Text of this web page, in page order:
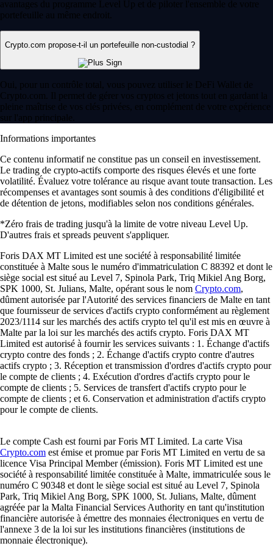
avantages du programme Level Up et de piloter l'ensemble de votre
portefeuille au même endroit.
Crypto.com propose-t-il un portefeuille non-custodial ?
Oui, pour un contrôle total, vous pouvez utiliser le DeFi Wallet de
Crypto.com. Il permet de gérer vos cryptos et jetons tout en gardant la
pleine maîtrise de vos clés privées, en complément de votre expérience
sur l'app principale.
Informations importantes
Ce contenu informatif ne constitue pas un conseil en investissement.
Le trading de crypto-actifs comporte des risques élevés et une forte
volatilité. Évaluez votre tolérance au risque avant toute transaction. Les
récompenses et avantages sont soumis à des conditions d'éligibilité et
de détention de jetons, modifiables selon nos conditions générales.
*Zéro frais de trading jusqu'à la limite de votre niveau Level Up.
D'autres frais et spreads peuvent s'appliquer.
Foris DAX MT Limited est une société à responsabilité limitée
constituée à Malte sous le numéro d'immatriculation C 88392 et dont le
siège social est situé au Level 7, Spinola Park, Triq Mikiel Ang Borg,
SPK 1000, St. Julians, Malte, opérant sous le nom Crypto.com,
dûment autorisée par l'Autorité des services financiers de Malte en tant
que fournisseur de services d'actifs crypto conformément au règlement
2023/1114 sur les marchés des actifs crypto tel qu'il est mis en œuvre à
Malte par la loi sur les marchés des actifs crypto. Foris DAX MT
Limited est autorisé à fournir les services suivants : 1. Échange d'actifs
crypto contre des fonds ; 2. Échange d'actifs crypto contre d'autres
actifs crypto ; 3. Réception et transmission d'ordres d'actifs crypto pour
le compte de clients ; 4. Exécution d'ordres d'actifs crypto pour le
compte de clients ; 5. Services de transfert d'actifs crypto pour le
compte de clients ; et 6. Conservation et administration d'actifs crypto
pour le compte de clients.
Le compte Cash est fourni par Foris MT Limited. La carte Visa
Crypto.com est émise et promue par Foris MT Limited en vertu de sa
licence Visa Principal Member (émission). Foris MT Limited est une
société à responsabilité limitée constituée à Malte, immatriculée sous le
numéro C 90348 et dont le siège social est situé au Level 7, Spinola
Park, Triq Mikiel Ang Borg, SPK 1000, St. Julians, Malte, dûment
agréée par la Malta Financial Services Authority en tant qu'institution
financière autorisée à émettre des monnaies électroniques en vertu de
l'annexe 3 de la loi sur les institutions financières (institutions de
monnaie électronique).